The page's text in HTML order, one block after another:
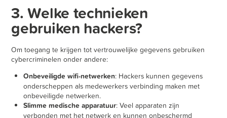
3. Welke technieken
gebruiken hackers?
Om toegang te krijgen tot vertrouwelijke gegevens gebruiken
cybercriminelen onder andere:
Onbeveiligde wifi-netwerken: Hackers kunnen gegevens
onderscheppen als medewerkers verbinding maken met
onbeveiligde netwerken.
Slimme medische apparatuur: Veel apparaten zijn
verbonden met het netwerk en kunnen onbeschermd